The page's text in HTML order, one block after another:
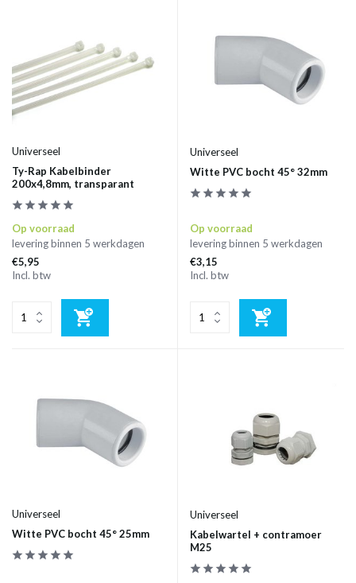
Universeel
Ty-Rap Kabelbinder
200x4,8mm, transparant
Op voorraad
levering binnen 5 werkdagen
€5,95
Incl. btw
Universeel
Witte PVC bocht 45° 32mm
Op voorraad
levering binnen 5 werkdagen
€3,15
Incl. btw
Universeel
Witte PVC bocht 45° 25mm
Universeel
Kabelwartel + contramoer
M25